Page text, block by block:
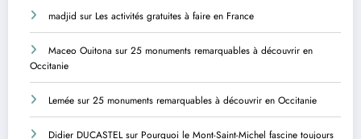
madjid sur Les activités gratuites à faire en France
Maceo Ouitona sur 25 monuments remarquables à découvrir en
Occitanie
Lemée sur 25 monuments remarquables à découvrir en Occitanie
Didier DUCASTELsur Pourquoi le Mont-Saint-Michel fascine toujours